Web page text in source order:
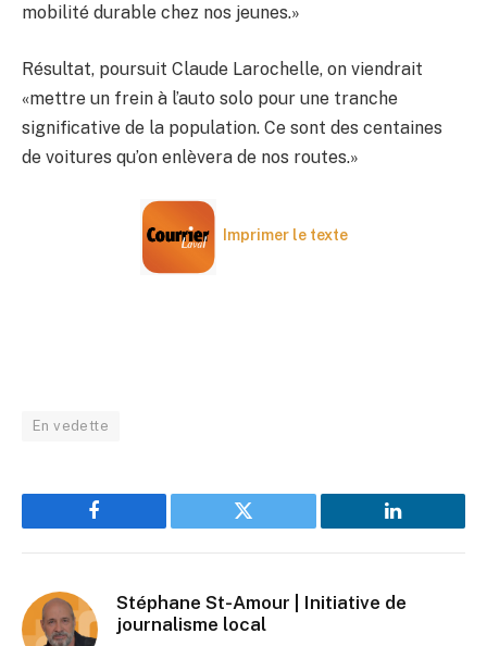
mobilité durable chez nos jeunes.»
Résultat, poursuit Claude Larochelle, on viendrait
«mettre un frein à l’auto solo pour une tranche
significative de la population. Ce sont des centaines
de voitures qu’on enlèvera de nos routes.»
Imprimer le texte
En vedette
Facebook Twitter LinkedIn
Stéphane St-Amour | Initiative de
journalisme local